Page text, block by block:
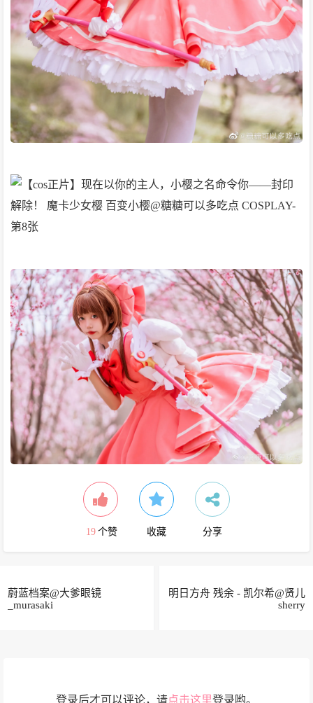
19 个赞 收藏 分享
蔚蓝档案@大爹眼镜
_murasaki ​​​
明日方舟 残余 - 凯尔希@贤儿
sherry
登录后才可以评论，请点击这里登录哟。